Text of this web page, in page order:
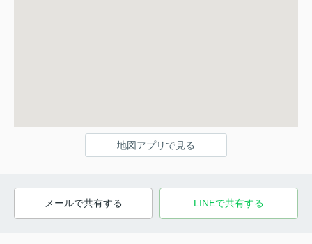
地図アプリで見る
メールで共有する LINEで共有する